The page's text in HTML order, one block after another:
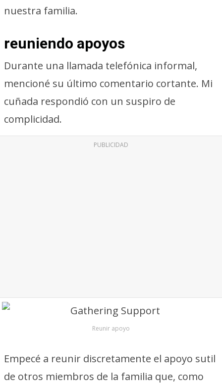
nuestra familia.
reuniendo apoyos
Durante una llamada telefónica informal,
mencioné su último comentario cortante. Mi
cuñada respondió con un suspiro de
complicidad.
PUBLICIDAD
Reunir apoyo
Empecé a reunir discretamente el apoyo sutil
de otros miembros de la familia que, como